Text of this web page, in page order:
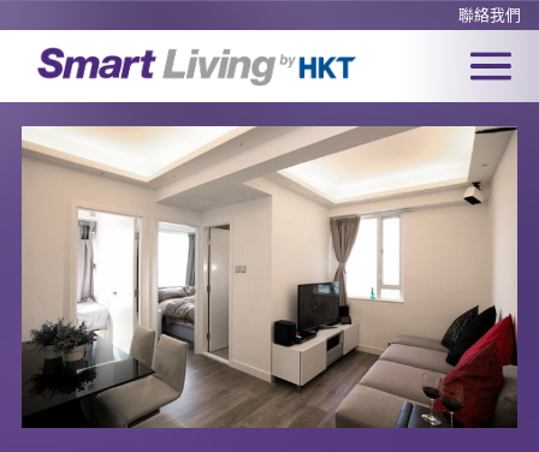
聯絡我們